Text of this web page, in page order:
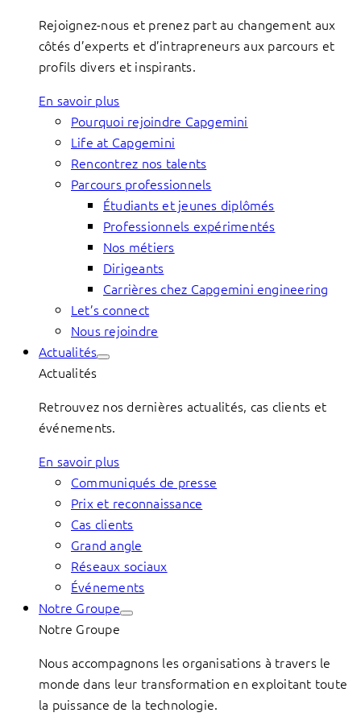
Rejoignez-nous et prenez part au changement aux
côtés d’experts et d’intrapreneurs aux parcours et
profils divers et inspirants.
En savoir plus
Pourquoi rejoindre Capgemini
Life at Capgemini
Rencontrez nos talents
Parcours professionnels
Étudiants et jeunes diplômés
Professionnels expérimentés
Nos métiers
Dirigeants
Carrières chez Capgemini engineering
Let’s connect
Nous rejoindre
Actualités
Actualités
Retrouvez nos dernières actualités, cas clients et
événements.
En savoir plus
Communiqués de presse
Prix et reconnaissance
Cas clients
Grand angle
Réseaux sociaux
Événements
Notre Groupe
Notre Groupe
Nous accompagnons les organisations à travers le
monde dans leur transformation en exploitant toute
la puissance de la technologie.